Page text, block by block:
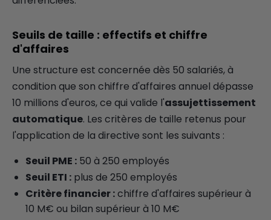
Seuils de taille : effectifs et chiffre
d'affaires
Une structure est concernée dès 50 salariés, à
condition que son chiffre d'affaires annuel dépasse
10 millions d'euros, ce qui valide l'assujettissement
automatique. Les critères de taille retenus pour
l'application de la directive sont les suivants :
Seuil PME : 50 à 250 employés
Seuil ETI : plus de 250 employés
Critère financier :chiffre d'affaires supérieur à
10 M€ ou bilan supérieur à 10 M€